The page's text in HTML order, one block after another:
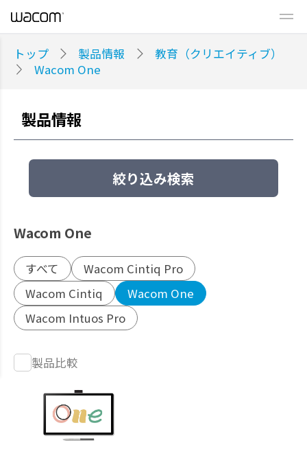
トップ 製品情報
教育（クリエイティブ）
Wacom One
製品情報
絞り込み検索
Wacom One
すべて
Wacom Cintiq Pro
Wacom Cintiq
Wacom One
Wacom Intuos Pro
製品比較